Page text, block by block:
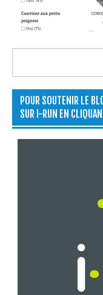
Rechercher
POUR SOUTENIR LE
SUR I-RUN EN